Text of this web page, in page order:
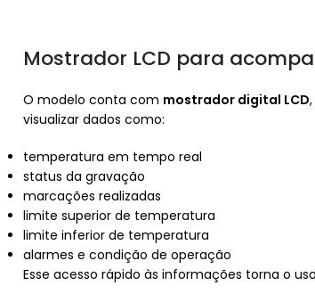
Mostrador LCD para
O modelo conta com mostrador digital LCD
visualizar dados como:
temperatura em tempo real
status da gravação
marcações realizadas
limite superior de temperatura
limite inferior de temperatura
alarmes e condição de operação
Esse acesso rápido às informações torna o